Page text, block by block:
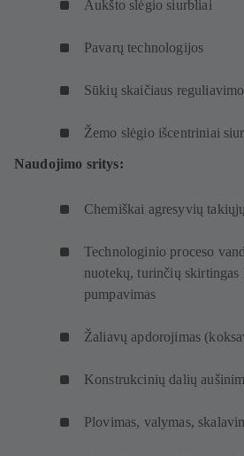
Aukšto slėgio siurbliai
Pavarų technologijos
Sūkių skaičiaus
Žemo slėgio išcentriniai
Naudojimo sritys:
Chemiškai agresyvių
Technologinio proceso
nuotekų, turinčių
pumpavimas
Žaliavų apdorojimas
Konstrukcinių dalių
Plovimas, valymas,